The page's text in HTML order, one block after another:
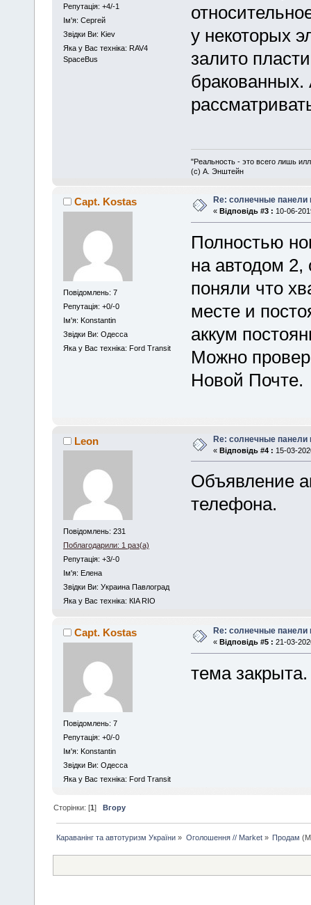
Репутація: +4/-1
Iм'я: Сергей
Звідки Ви: Kiev
Яка у Вас техніка: RAV4
SpaceBus
у некоторых
залито
"Реальность - это всего лишь
(с) А. Энштейн
Capt. Kostas
Повідомлень: 7
Репутація: +0/-0
Iм'я: Konstantin
Звідки Ви: Одесса
Яка у Вас техніка: Ford Transit
Re: солнечные панели
« Відповідь #3 : 10-06-
Полностью
на автодом 2,
поняли что
месте и
аккум
Можно
Новой Почте.
Leon
Повідомлень: 231
Поблагодарили: 1 раз(а)
Репутація: +3/-0
Iм'я: Елена
Звідки Ви: Украина Павлоград
Яка у Вас техніка: КIA RIO
Re: солнечные панели
« Відповідь #4 : 15-03-
Объявление
телефона.
Capt. Kostas
Повідомлень: 7
Репутація: +0/-0
Iм'я: Konstantin
Звідки Ви: Одесса
Яка у Вас техніка: Ford Transit
Re: солнечные панели
« Відповідь #5 : 21-03-
тема
Сторінки: [1] Вгору
Караванінг та автотуризм України » Оголошення // Market» Продам